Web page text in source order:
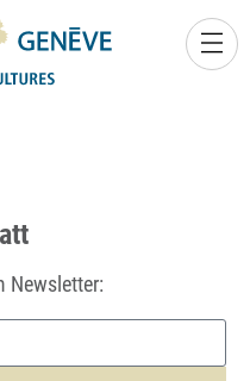
Newsletter: